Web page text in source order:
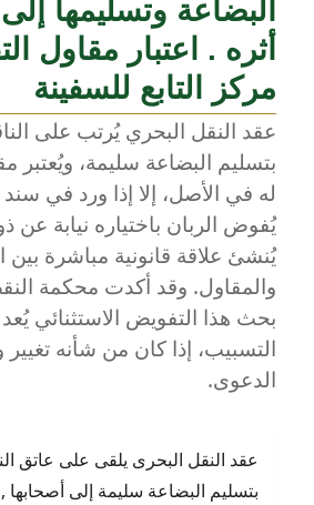
البضاعة وتسليمها
أثره . اعتبار مقاول
مركز التابع للسفينة
عقد النقل البحري يُرتب على
بتسليم البضاعة سليمة، ويُعتبر
له في الأصل، إلا إذا ورد في
يُفوض الربان باختياره نيابة عن
يُنشئ علاقة قانونية مباشرة بين
والمقاول. وقد أكدت محكمة
بحث هذا التفويض الاستثنائي
التسبيب، إذا كان من شأنه
الدعوى.
عقد النقل البحرى يلقى على عاتق
بتسليم البضاعة سليمة إلى أصحابها